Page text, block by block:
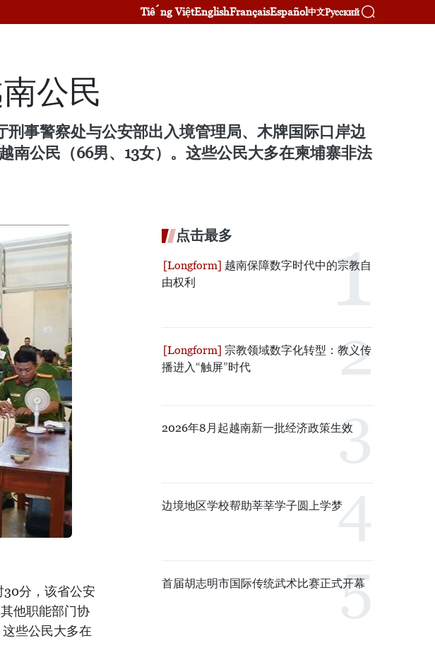
Tiếng ViệtEnglishFrançaisEspañol中文Русский
公民
事警察处与公安部出入境管理局、木牌国际口岸边
南公民（66男、13女）。这些公民大多在柬埔寨非法
分，该省公安
他职能部门协
些公民大多在
点击最多
越南保障数字时代中的宗教自
由权利
宗教领域数字化转型：教义传
播进入“触屏”时代
2026年8月起越南新一批经济政策生效
边境地区学校帮助莘莘学子圆上学梦
首届胡志明市国际传统武术比赛正式开幕